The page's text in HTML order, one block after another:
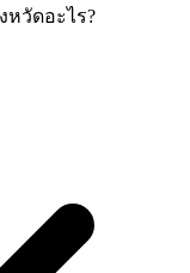
หวัดอะไร?